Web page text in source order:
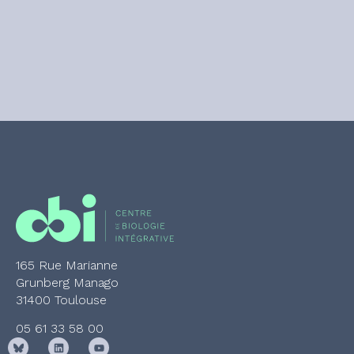
165 Rue Marianne
Grunberg Manago
31400 Toulouse
05 61 33 58 00